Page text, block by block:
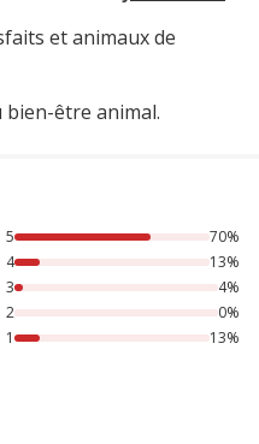
et animaux de
bien-être animal.
avec {1} étoiles, 13% des
5
70%
4
13%
3
4%
2
0%
1
13%